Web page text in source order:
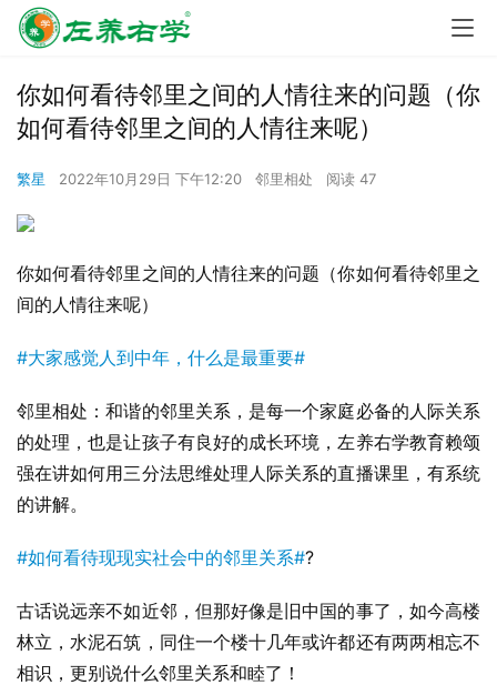
你如何看待邻里之间的人情往来的问题（你
如何看待邻里之间的人情往来呢）
繁星 2022年10月29日 下午12:20 邻里相处 阅读 47
你如何看待邻里之间的人情往来的问题（你如何看待邻里之
间的人情往来呢）
#大家感觉人到中年，什么是最重要#
邻里相处：和谐的邻里关系，是每一个家庭必备的人际关系
的处理，也是让孩子有良好的成长环境，左养右学教育赖颂
强在讲如何用三分法思维处理人际关系的直播课里，有系统
的讲解。
#如何看待现现实社会中的邻里关系#?
古话说远亲不如近邻，但那好像是旧中国的事了，如今高楼
林立，水泥石筑，同住一个楼十几年或许都还有两两相忘不
相识，更别说什么邻里关系和睦了！